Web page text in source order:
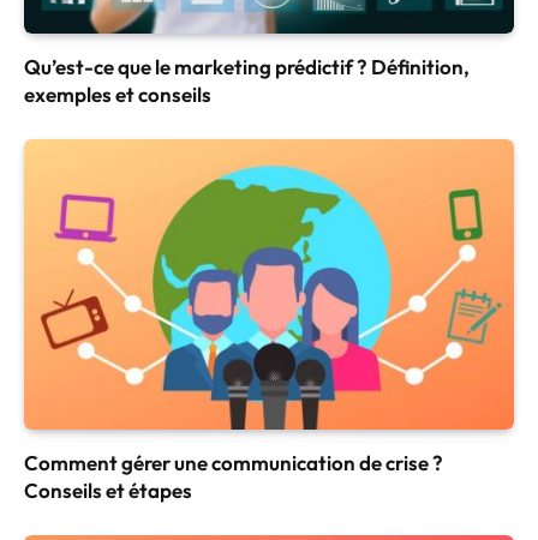
Qu’est-ce que le marketing prédictif ? Définition,
exemples et conseils
Comment gérer une communication de crise ?
Conseils et étapes